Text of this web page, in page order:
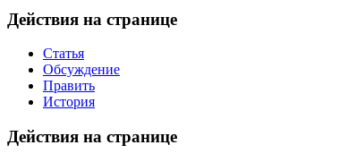
Действия на странице
Статья
Обсуждение
Править
История
Действия на странице